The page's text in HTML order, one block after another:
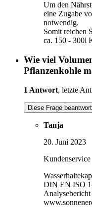
Um den
eine Zugabe
notwendig.
Somit reichen
ca. 150 - 300l
Wie viel
Pflanzenkohle
1 Antwort, letzte
Diese Frage
Tanja
20. Juni 2023
Kundenservice
DIN EN ISO